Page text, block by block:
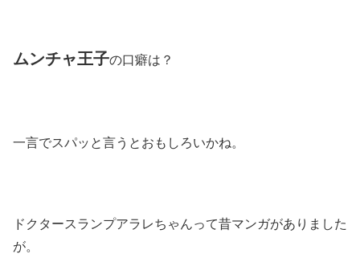
ムンチャ王子の口癖は？
一言でスパッと言うとおもしろいかね。
ドクタースランプアラレちゃんって昔マンガがありました
が。